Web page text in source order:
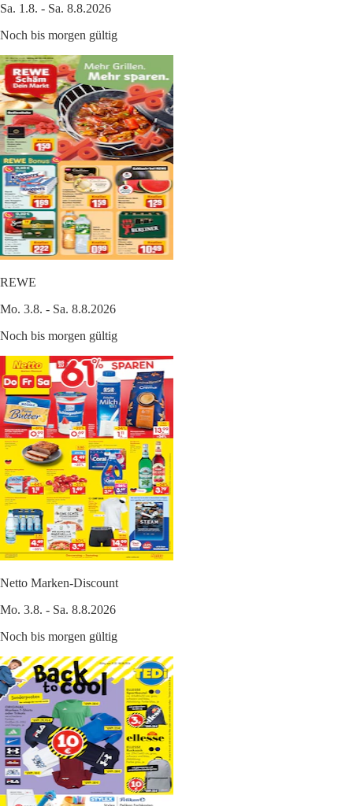
Sa. 1.8. - Sa. 8.8.2026
Noch bis morgen gültig
REWE
Mo. 3.8. - Sa. 8.8.2026
Noch bis morgen gültig
Netto Marken-Discount
Mo. 3.8. - Sa. 8.8.2026
Noch bis morgen gültig